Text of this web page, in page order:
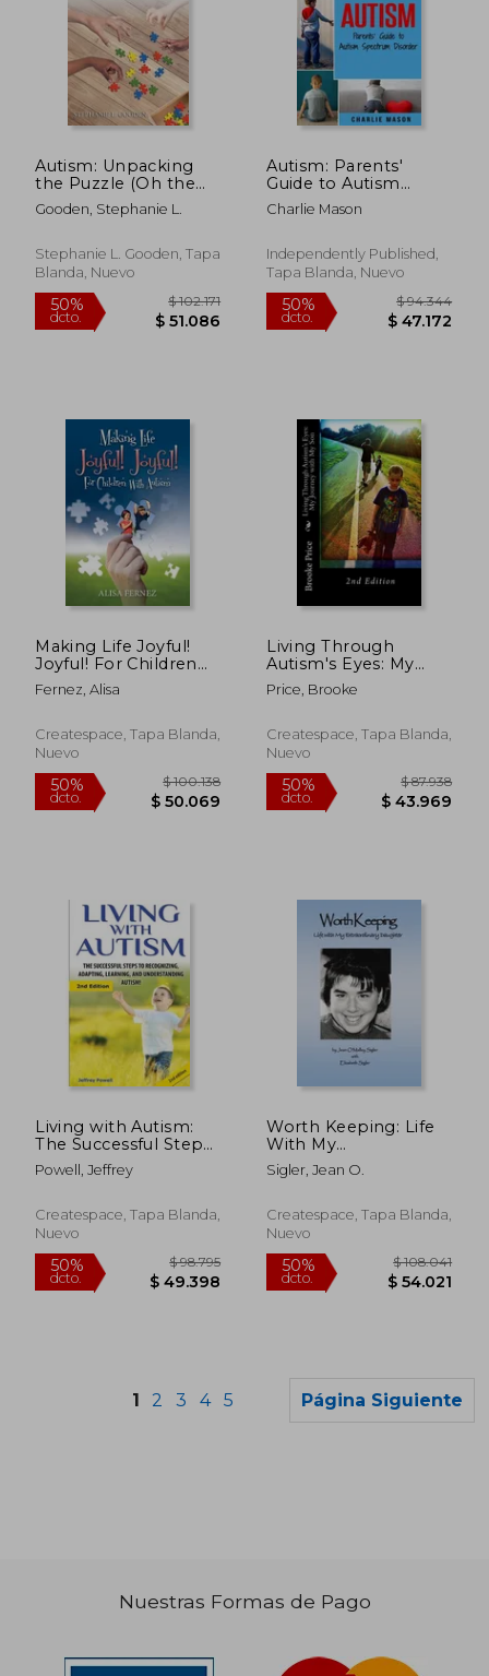
50%
dcto.
$ 139.144
$ 69.572
50%
dcto.
50% 50%
dcto.
dcto. $ 46.067 dcto. $
Autism: Unpacking
the Puzzle (Oh the
Possibilities) (en
Inglés)
Gooden, Stephanie L.
Stephanie L. Gooden, Tapa
Blanda, Nuevo
dcto. $ 51.086
Autism: Parents'
Guide to Autism
Spectrum Disorder:
autism books for
Charlie Mason
Independently Published,
Tapa Blanda, Nuevo
dcto.
Making Life Joyful!
Joyful! For Children
With Autism (en
Inglés)
Fernez, Alisa
Createspace, Tapa Blanda,
Nuevo
Living Through
Autism's Eyes: My
Journey with my Son
(en Inglés)
Price, Brooke
Createspace, Tapa Blanda,
Nuevo
Living with Autism:
The Successful Steps
to Recognizing,
Adapting, Learning,
Autism (en Inglés)
Powell, Jeffrey
Createspace, Tapa Blanda,
Nuevo
Worth Keeping: Life
With My
Extraordinary
Daughter (en Inglés)
Sigler, Jean O.
Createspace, Tapa Blanda,
Nuevo
1 2 3 4 5 Página Siguiente
Nuestras Formas de Pago